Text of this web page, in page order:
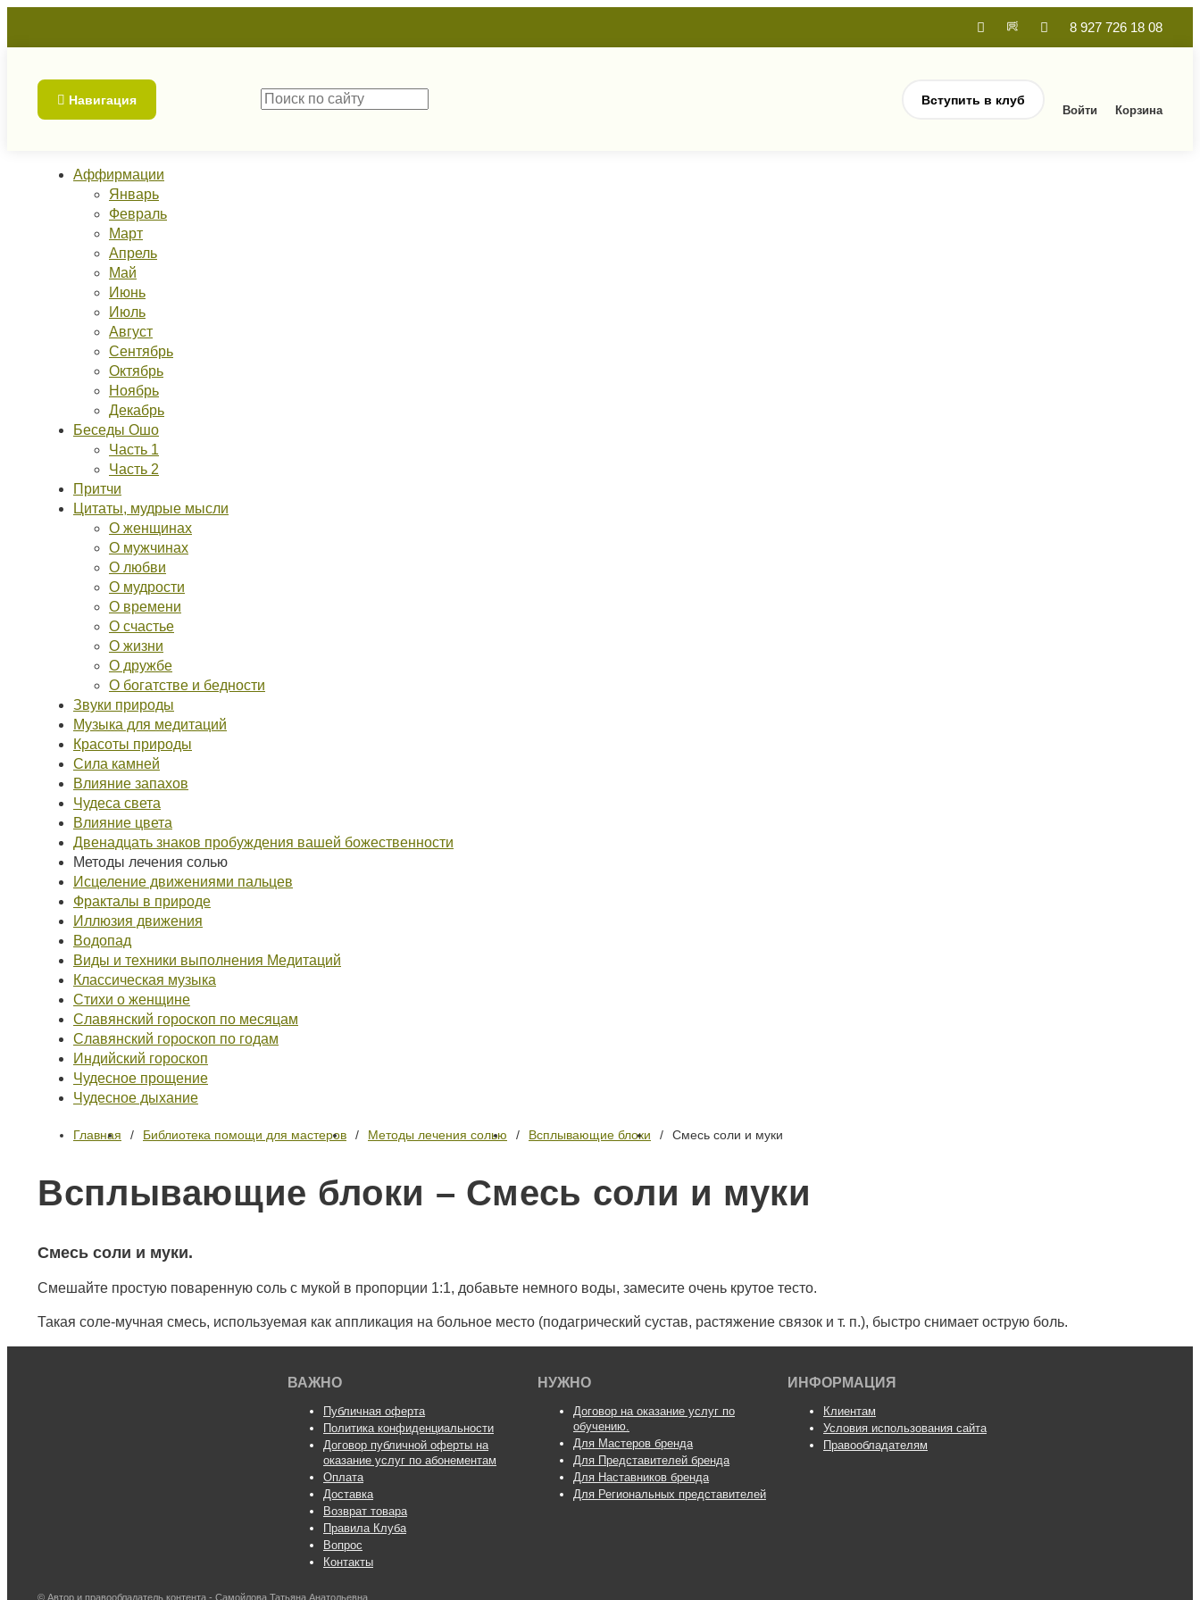
8 927 726 18 08
Навигация Вступить в клуб
Войти Корзина
Аффирмации
Январь
Февраль
Март
Апрель
Май
Июнь
Июль
Август
Сентябрь
Октябрь
Ноябрь
Декабрь
Беседы Ошо
Часть 1
Часть 2
Притчи
Цитаты, мудрые мысли
О женщинах
О мужчинах
О любви
О мудрости
О времени
О счастье
О жизни
О дружбе
О богатстве и бедности
Звуки природы
Музыка для медитаций
Красоты природы
Сила камней
Влияние запахов
Чудеса света
Влияние цвета
Двенадцать знаков пробуждения вашей божественности
Методы лечения солью
Исцеление движениями пальцев
Фракталы в природе
Иллюзия движения
Водопад
Виды и техники выполнения Медитаций
Классическая музыка
Стихи о женщине
Славянский гороскоп по месяцам
Славянский гороскоп по годам
Индийский гороскоп
Чудесное прощение
Чудесное дыхание
Главная Библиотека помощи для мастеров Методы лечения солью Всплывающие блоки Смесь соли и муки
Всплывающие блоки – Смесь соли и муки
Смесь соли и муки.
Смешайте простую поваренную соль с мукой в пропорции 1:1, добавьте немного воды, замесите очень крутое тесто.
Такая соле-мучная смесь, используемая как аппликация на больное место (подагрический сустав, растяжение связок и т. п.), быстро снимает острую боль.
ВАЖНО
Публичная оферта
Политика конфиденциальности
Договор публичной оферты на
оказание услуг по абонементам
Оплата
Доставка
Возврат товара
Правила Клуба
Вопрос
Контакты
НУЖНО
Договор на оказание услуг по
обучению.
Для Мастеров бренда
Для Представителей бренда
Для Наставников бренда
Для Региональных представителей
ИНФОРМАЦИЯ
Клиентам
Условия использования сайта
Правообладателям
© Автор и правообладатель контента - Самойлова Татьяна Анатольевна